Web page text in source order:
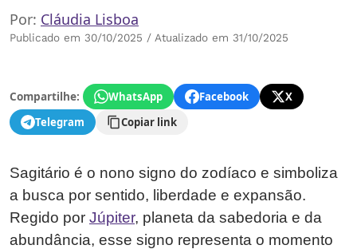
Por: Cláudia Lisboa
Publicado em 30/10/2025 / Atualizado em 31/10/2025
Compartilhe: WhatsApp Facebook
X
Telegram
Copiar link
Sagitário é o nono signo do zodíaco e simboliza
a busca por sentido, liberdade e expansão.
Regido por Júpiter, planeta da sabedoria e da
abundância, esse signo representa o momento